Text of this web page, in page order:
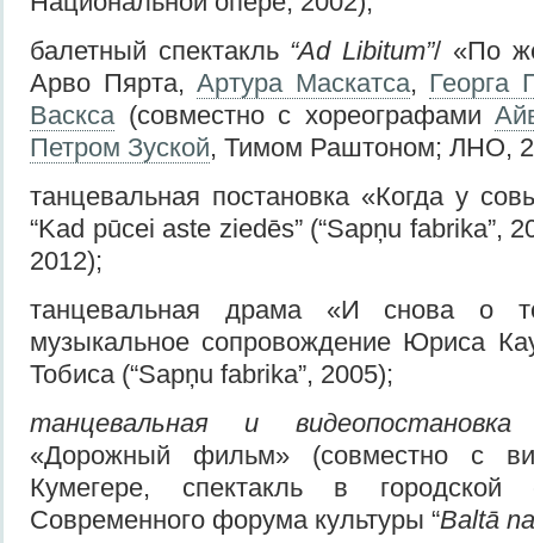
балетный спектакль “Ad Libitum”/ «По
Арво Пярта, Артура Маскатса, Георга
Васкса (совместно с хореографами
Петром Зуской, Тимом Раштоном; ЛНО,
танцевальная постановка «Когда у
“Kad pūcei aste ziedēs” (“Sapņu fabrika”,
2012);
танцевальная драма «И снова о
музыкальное сопровождение Юриса
Тобиса (“Sapņu fabrika”, 2005);
танцевальная и видеопостановка
«Дорожный фильм» (совместно с
Кумегере, спектакль в
Современного форума культуры “Baltā